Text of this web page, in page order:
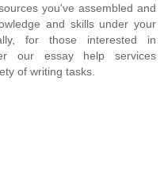
you've assembled and
and skills under your
for those interested in
our essay help services
of writing tasks.